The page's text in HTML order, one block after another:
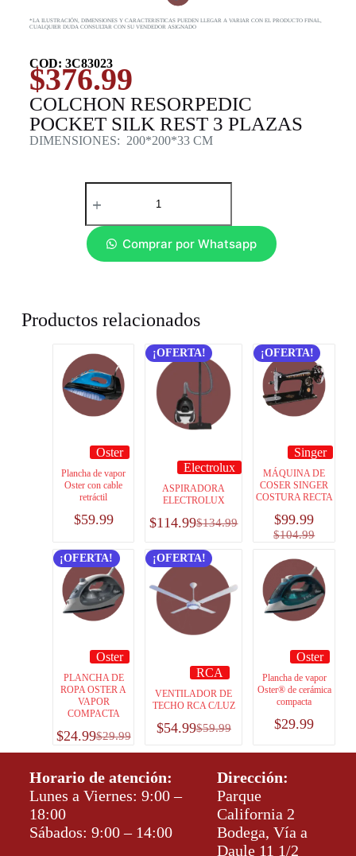
*LA ILUSTRACIÓN, DIMENSIONES Y CARACTERISTICAS PUEDEN LLEGAR A VARIAR CON EL PRODUCTO FINAL,
CUALQUIER DUDA CONSULTAR CON SU VENDEDOR ASIGNADO
COD: 3C83023
$376.99
COLCHON RESORPEDIC
POCKET SILK REST 3 PLAZAS
DIMENSIONES: 200*200*33 CM
Comprar por Whatsapp
Productos relacionados
Oster
Plancha de vapor
Oster con cable
retráctil
$59.99
¡OFERTA!
Electrolux
ASPIRADORA
ELECTROLUX
$134.99
$114.99
¡OFERTA!
Singer
MÁQUINA DE
COSER SINGER
COSTURA RECTA
$104.99
$99.99
¡OFERTA!
Oster
PLANCHA DE
ROPA OSTER A
VAPOR
COMPACTA
$29.99
$24.99
¡OFERTA!
RCA
VENTILADOR DE
TECHO RCA C/LUZ
$59.99
$54.99
Oster
Plancha de vapor
Oster® de cerámica
compacta
$29.99
Horario de atención:
Lunes a Viernes: 9:00 –
18:00
Sábados: 9:00 – 14:00
Dirección:
Parque
California 2
Bodega, Vía a
Daule 11 1/2